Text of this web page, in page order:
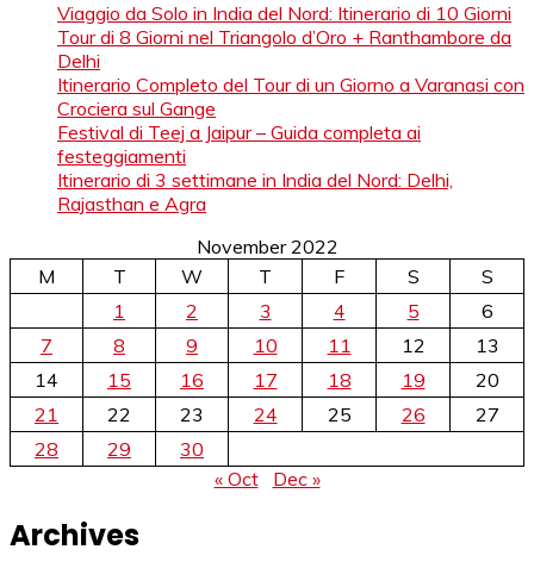
Viaggio da Solo in India del Nord: Itinerario di 10 Giorni
Tour di 8 Giorni nel Triangolo d’Oro + Ranthambore da
Delhi
Itinerario Completo del Tour di un Giorno a Varanasi con
Crociera sul Gange
Festival di Teej a Jaipur – Guida completa ai
festeggiamenti
Itinerario di 3 settimane in India del Nord: Delhi,
Rajasthan e Agra
November 2022
M
T W T F S
S
1
2 3 4 5
6
7
8 9 10 11 12
13
14
15 16 17 18 19
20
21
22 23 24 25 26
27
28
29
30
« Oct
Dec »
Archives